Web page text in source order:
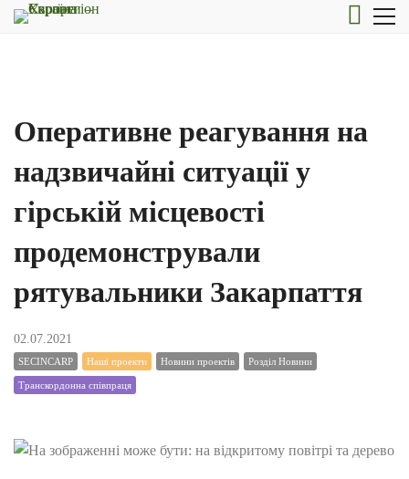
Оперативне реагування на
надзвичайні ситуації у
гірській місцевості
продемонстрували
рятувальники Закарпаття
02.07.2021
SECINCARP Наші проекти Новини проектів Розділ Новини
Транскордонна співпраця